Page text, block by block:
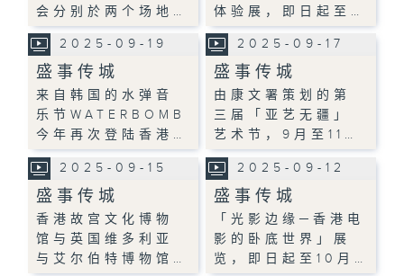
会分别於两个场地…
体验展，即日起至…
2025-09-19
盛事传城
来自韩国的水弹音
乐节WATERBOMB
今年再次登陆香港…
2025-09-17
盛事传城
由康文署策划的第
三届「亚艺无疆」
艺术节，9月至11…
2025-09-15
盛事传城
香港故宫文化博物
馆与英国维多利亚
与艾尔伯特博物馆…
2025-09-12
盛事传城
「光影边缘─香港电
影的卧底世界」展
览，即日起至10月…